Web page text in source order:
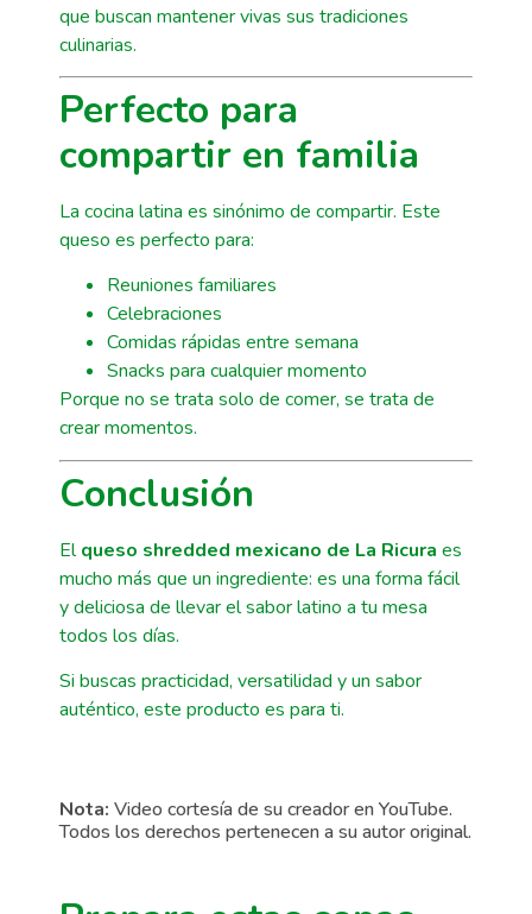
que buscan mantener vivas sus tradiciones
culinarias.
Perfecto para
compartir en familia
La cocina latina es sinónimo de compartir. Este
queso es perfecto para:
Reuniones familiares
Celebraciones
Comidas rápidas entre semana
Snacks para cualquier momento
Porque no se trata solo de comer, se trata de
crear momentos.
Conclusión
Elqueso shredded mexicano de La Ricura es
mucho más que un ingrediente: es una forma fácil
y deliciosa de llevar el sabor latino a tu mesa
todos los días.
Si buscas practicidad, versatilidad y un sabor
auténtico, este producto es para ti.
Nota: Video cortesía de su creador en YouTube.
Todos los derechos pertenecen a su autor original.